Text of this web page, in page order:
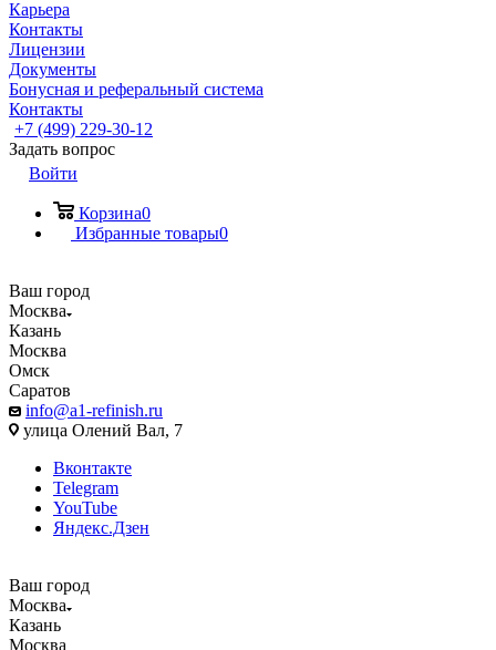
Карьера
Контакты
Лицензии
Документы
Бонусная и реферальный система
Контакты
+7 (499) 229-30-12
Задать вопрос
Войти
Корзина0
Избранные товары0
Ваш город
Москва
Казань
Москва
Омск
Саратов
info@a1-refinish.ru
улица Олений Вал, 7
Вконтакте
Telegram
YouTube
Яндекс.Дзен
Ваш город
Москва
Казань
Москва